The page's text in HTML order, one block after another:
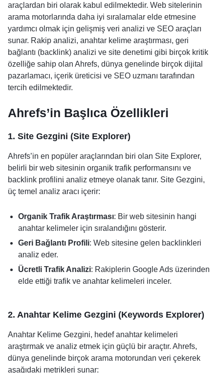
araçlardan biri olarak kabul edilmektedir. Web sitelerinin
arama motorlarında daha iyi sıralamalar elde etmesine
yardımcı olmak için gelişmiş veri analizi ve SEO araçları
sunar. Rakip analizi, anahtar kelime araştırması, geri
bağlantı (backlink) analizi ve site denetimi gibi birçok kritik
özelliğe sahip olan Ahrefs, dünya genelinde birçok dijital
pazarlamacı, içerik üreticisi ve SEO uzmanı tarafından
tercih edilmektedir.
Ahrefs’in Başlıca Özellikleri
1. Site Gezgini (Site Explorer)
Ahrefs’in en popüler araçlarından biri olan Site Explorer,
belirli bir web sitesinin organik trafik performansını ve
backlink profilini analiz etmeye olanak tanır. Site Gezgini,
üç temel analiz aracı içerir:
Organik Trafik Araştırması: Bir web sitesinin hangi
anahtar kelimeler için sıralandığını gösterir.
Geri Bağlantı Profili: Web sitesine gelen backlinkleri
analiz eder.
Ücretli Trafik Analizi: Rakiplerin Google Ads üzerinden
elde ettiği trafik ve anahtar kelimeleri inceler.
2. Anahtar Kelime Gezgini (Keywords Explorer)
Anahtar Kelime Gezgini, hedef anahtar kelimeleri
araştırmak ve analiz etmek için güçlü bir araçtır. Ahrefs,
dünya genelinde birçok arama motorundan veri çekerek
aşağıdaki metrikleri sunar: